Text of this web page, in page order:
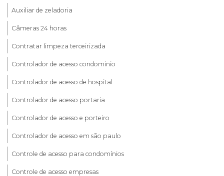
Auxiliar de zeladoria
Câmeras 24 horas
Contratar limpeza terceirizada
Controlador de acesso condominio
Controlador de acesso de hospital
Controlador de acesso portaria
Controlador de acesso e porteiro
Controlador de acesso em são paulo
Controle de acesso para condomínios
Controle de acesso empresas